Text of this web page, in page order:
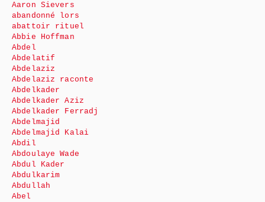
Aaron Sievers
abandonné lors
abattoir rituel
Abbie Hoffman
Abdel
Abdelatif
Abdelaziz
Abdelaziz raconte
Abdelkader
Abdelkader Aziz
Abdelkader Ferradj
Abdelmajid
Abdelmajid Kalai
Abdil
Abdoulaye Wade
Abdul Kader
Abdulkarim
Abdullah
Abel